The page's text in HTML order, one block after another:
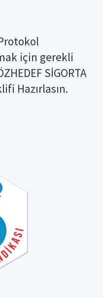
için gerekli
SİGORTA
Hazırlasın.